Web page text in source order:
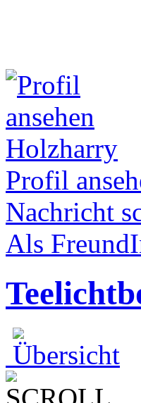
Holzharry
Profil
Nachricht
Als